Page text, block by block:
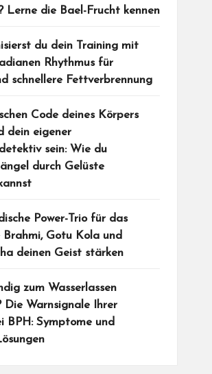
Lerne die Bael-Frucht kennen
du dein Training mit
Rhythmus für
schnellere Fettverbrennung
Code deines Körpers
dein eigener
sein: Wie du
durch Gelüste
Power-Trio für das
Brahmi, Gotu Kola und
deinen Geist stärken
zum Wasserlassen
Die Warnsignale Ihrer
BPH: Symptome und